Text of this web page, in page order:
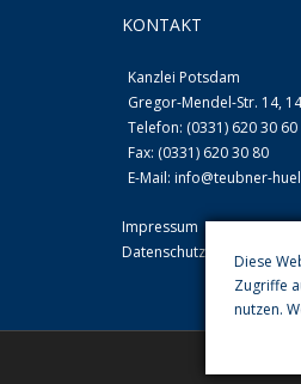
KONTAKT
Kanzlei Potsdam
Gregor-Mendel-Str. 14,
Telefon: (0331) 620 30 60
Fax: (0331) 620 30 80
E-Mail: info@teubner-
Impressum
Datenschutzerklärung
Diese
Zugriffe
nutzen.